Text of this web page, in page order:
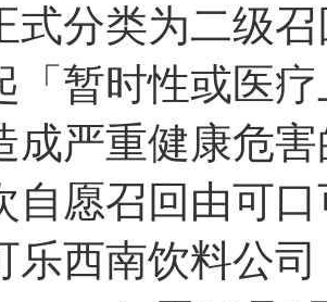
式分类为二级
「暂时性或医
成严重健康危
自愿召回由可
乐西南饮料公司